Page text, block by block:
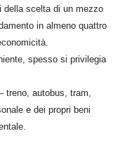
della scelta di un mezzo
in almeno quattro
spesso si privilegia
treno, autobus, tram,
e dei propri beni